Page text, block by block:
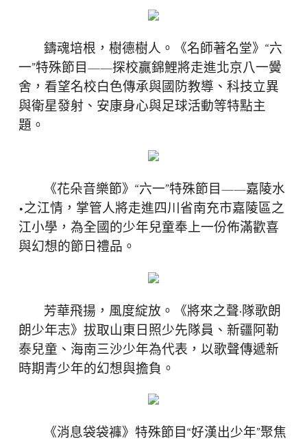
鑄魂培根，樹德樹人。《名師著名堂》“六
一”特殊節目——探校贏錦鯉將走進北京八一黌
舍，看望名校白色傳承與國防教導、科技立異
與衛星發射、安康身心與足球活動等特點主
題。
《花朵音樂節》“六一”特殊節目——嘉陵水
•之江情，掌管人將走進四川省南充市嘉陵區之
江小學，為全國的少年兒童奉上一份佈滿歡喜
與幻想的節日禮品。
芳華飛揚，風度綻放。《將來之聲·隊歌朗
朗少年志》拔取山東日照少先隊員、新疆阿勒
泰兒童、海南三沙少年為代表，以歌聲傳遞新
時期青少年的幻想與擔負。
《消息袋袋褲》特殊節目“好漢出少年”聚焦